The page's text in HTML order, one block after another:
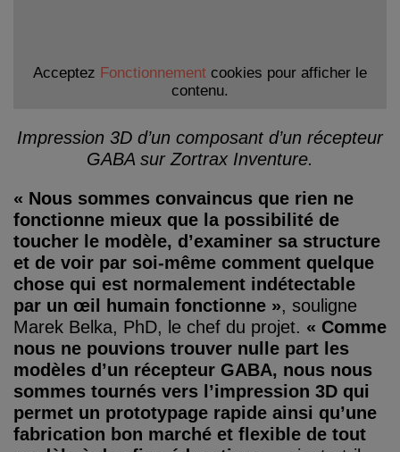
Acceptez Fonctionnement cookies pour afficher le
contenu.
Impression 3D d’un composant d’un récepteur
GABA sur Zortrax Inventure.
« Nous sommes convaincus que rien ne
fonctionne mieux que la possibilité de
toucher le modèle, d’examiner sa structure
et de voir par soi-même comment quelque
chose qui est normalement indétectable
par un œil humain fonctionne », souligne
Marek Belka, PhD, le chef du projet. « Comme
nous ne pouvions trouver nulle part les
modèles d’un récepteur GABA, nous nous
sommes tournés vers l’impression 3D qui
permet un prototypage rapide ainsi qu’une
fabrication bon marché et flexible de tout